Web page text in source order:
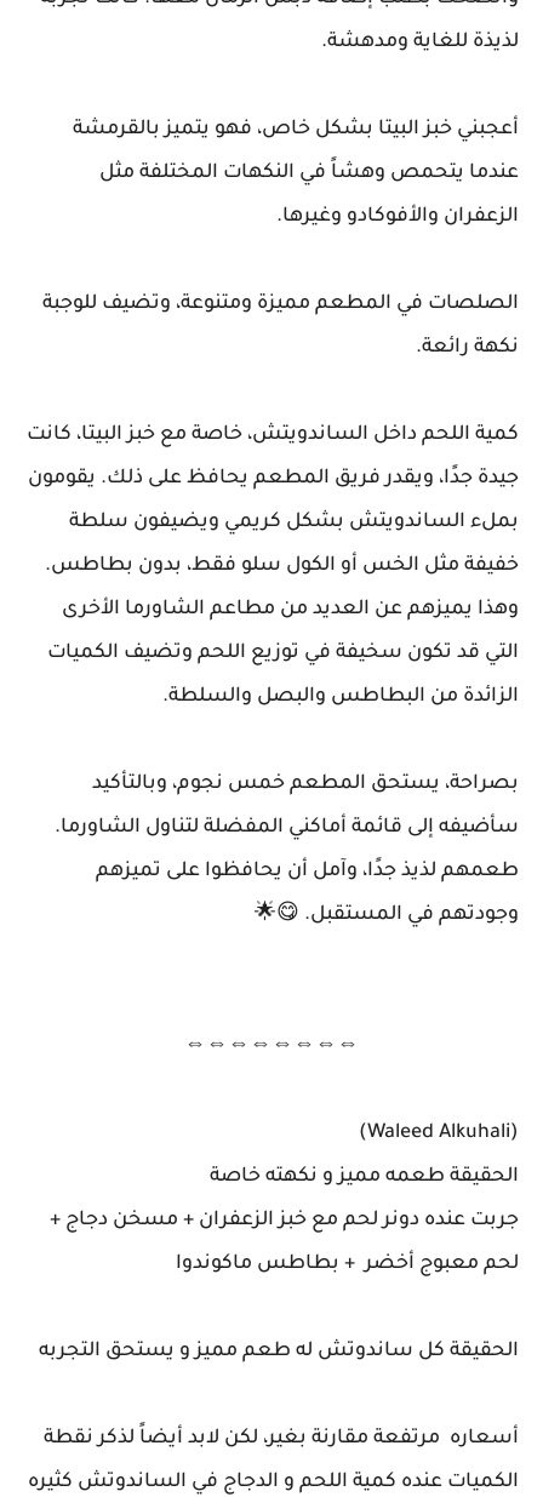
لذيذة للغاية ومدهشة.
أعجبني خبز البيتا بشكل خاص، فهو يتميز بالقرمشة
عندما يتحمص وهشاً في النكهات المختلفة مثل
الزعفران والأفوكادو وغيرها.
الصلصات في المطعم مميزة ومتنوعة، وتضيف للوجبة
نكهة رائعة.
كمية اللحم داخل الساندويتش، خاصة مع خبز البيتا، كانت
جيدة جدًا، ويقدر فريق المطعم يحافظ على ذلك. يقومون
بملء الساندويتش بشكل كريمي ويضيفون سلطة
خفيفة مثل الخس أو الكول سلو فقط، بدون بطاطس.
وهذا يميزهم عن العديد من مطاعم الشاورما الأخرى
التي قد تكون سخيفة في توزيع اللحم وتضيف الكميات
الزائدة من البطاطس والبصل والسلطة.
بصراحة، يستحق المطعم خمس نجوم، وبالتأكيد
سأضيفه إلى قائمة أماكني المفضلة لتناول الشاورما.
طعمهم لذيذ جدًا، وآمل أن يحافظوا على تميزهم
وجودتهم في المستقبل. 😋🌟
⇔⇔⇔⇔⇔⇔⇔⇔
(Waleed Alkuhali)
الحقيقة طعمه مميز و نكهته خاصة
جربت عنده دونر لحم مع خبز الزعفران + مسخن دجاج +
لحم معبوج أخضر + بطاطس ماكوندوا
الحقيقة كل ساندوتش له طعم مميز و يستحق التجربه
أسعاره مرتفعة مقارنة بغير، لكن لابد أيضاً لذكر نقطة
الكميات عنده كمية اللحم و الدجاج في الساندوتش كثيره